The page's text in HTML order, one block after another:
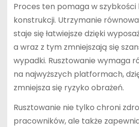
Proces ten pomaga w
konstrukcji. Utrzymanie
staje się łatwiejsze dzięki
a wraz z tym zmniejszają się
wypadki. Rusztowanie wymaga
na najwyższych platformach,
zmniejsza się ryzyko obrażeń.
Rusztowanie nie tylko chroni
pracowników, ale także